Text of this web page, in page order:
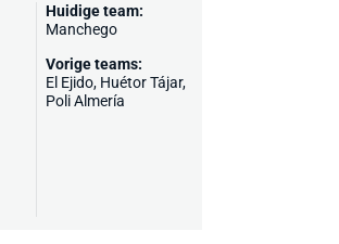
Huidige team:
Manchego
Vorige teams:
El Ejido, Huétor Tájar,
Poli Almería